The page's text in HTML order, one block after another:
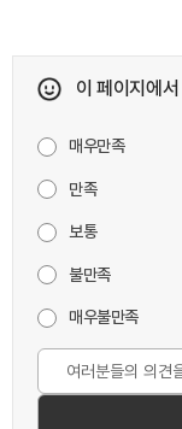
이 페이지에
매우만족
만족
보통
불만족
매우불만족